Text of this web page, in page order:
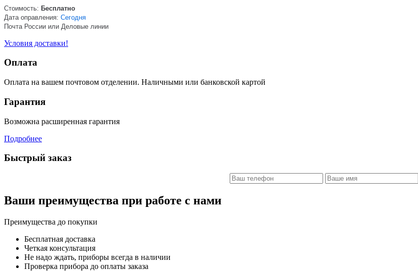
Стоимость: Бесплатно
Дата оправления: Сегодня
Почта России или Деловые линии
Условия доставки!
Оплата
Оплата на вашем почтовом отделении. Наличными или банковской картой
Гарантия
Возможна расширенная гарантия
Подробнее
Быстрый заказ
Ваши преимущества при работе с нами
Преимущества до покупки
Бесплатная доставка
Четкая консультация
Не надо ждать, приборы всегда в наличии
Проверка прибора до оплаты заказа